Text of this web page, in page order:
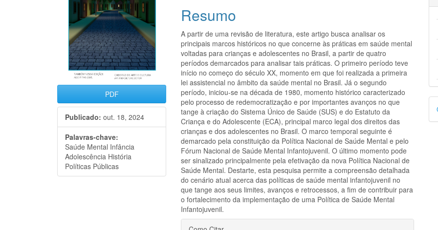
PDF
Publicado: out. 18, 2024
Palavras-chave:
Saúde Mental Infância
Adolescência História
Políticas Públicas
Resumo
A partir de uma revisão de literatura, este artigo busca analisar os
principais marcos históricos no que concerne às práticas em saúde mental
voltadas para crianças e adolescentes no Brasil, a partir de quatro
períodos demarcados para analisar tais práticas. O primeiro período teve
início no começo do século XX, momento em que foi realizada a primeira
lei assistencial no âmbito da saúde mental no Brasil. Já o segundo
período, iniciou-se na década de 1980, momento histórico caracterizado
pelo processo de redemocratização e por importantes avanços no que
tange à criação do Sistema Único de Saúde (SUS) e do Estatuto da
Criança e do Adolescente (ECA), principal marco legal dos direitos das
crianças e dos adolescentes no Brasil. O marco temporal seguinte é
demarcado pela constituição da Política Nacional de Saúde Mental e pelo
Fórum Nacional de Saúde Mental Infantojuvenil. O último momento pode
ser sinalizado principalmente pela efetivação da nova Política Nacional de
Saúde Mental. Destarte, esta pesquisa permite a compreensão detalhada
do cenário atual acerca das políticas de saúde mental infantojuvenil no
que tange aos seus limites, avanços e retrocessos, a fim de contribuir para
o fortalecimento da implementação de uma Política de Saúde Mental
Infantojuvenil.